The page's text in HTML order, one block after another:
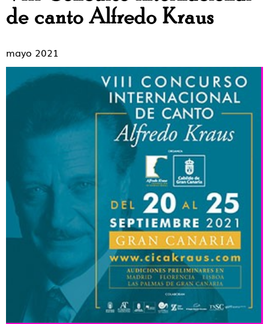
de canto Alfredo Kraus
mayo 2021